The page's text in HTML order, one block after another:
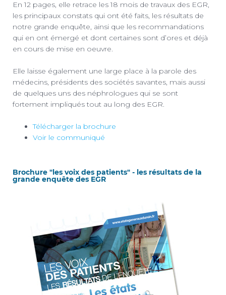
En 12 pages, elle retrace les 18 mois de travaux des EGR,
les principaux constats qui ont été faits, les résultats de
notre grande enquête, ainsi que les recommandations
qui en ont émergé et dont certaines sont d’ores et déjà
en cours de mise en oeuvre.
Elle laisse également une large place à la parole des
médecins, présidents des sociétés savantes, mais aussi
de quelques uns des néphrologues qui se sont
fortement impliqués tout au long des EGR.
Télécharger la brochure
Voir le communiqué
Brochure "les voix des patients" - les résultats de la
grande enquête des EGR